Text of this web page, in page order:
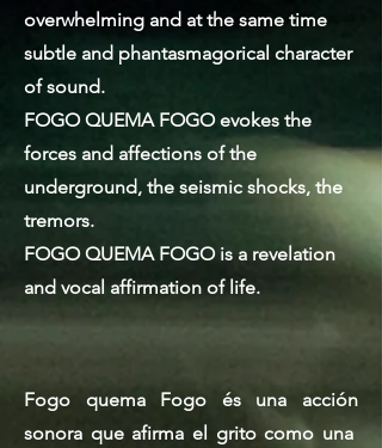
overwhelming and at the same time
subtle and phantasmagorical character
of sound.
FOGO QUEMA FOGO evokes the
forces and affections of the
underground, the seismic shocks, the
tremors.
FOGO QUEMA FOGO is a revelation
and vocal affirmation of life.
Fogo quema Fogo és una acción
sonora que afirma el grito como una